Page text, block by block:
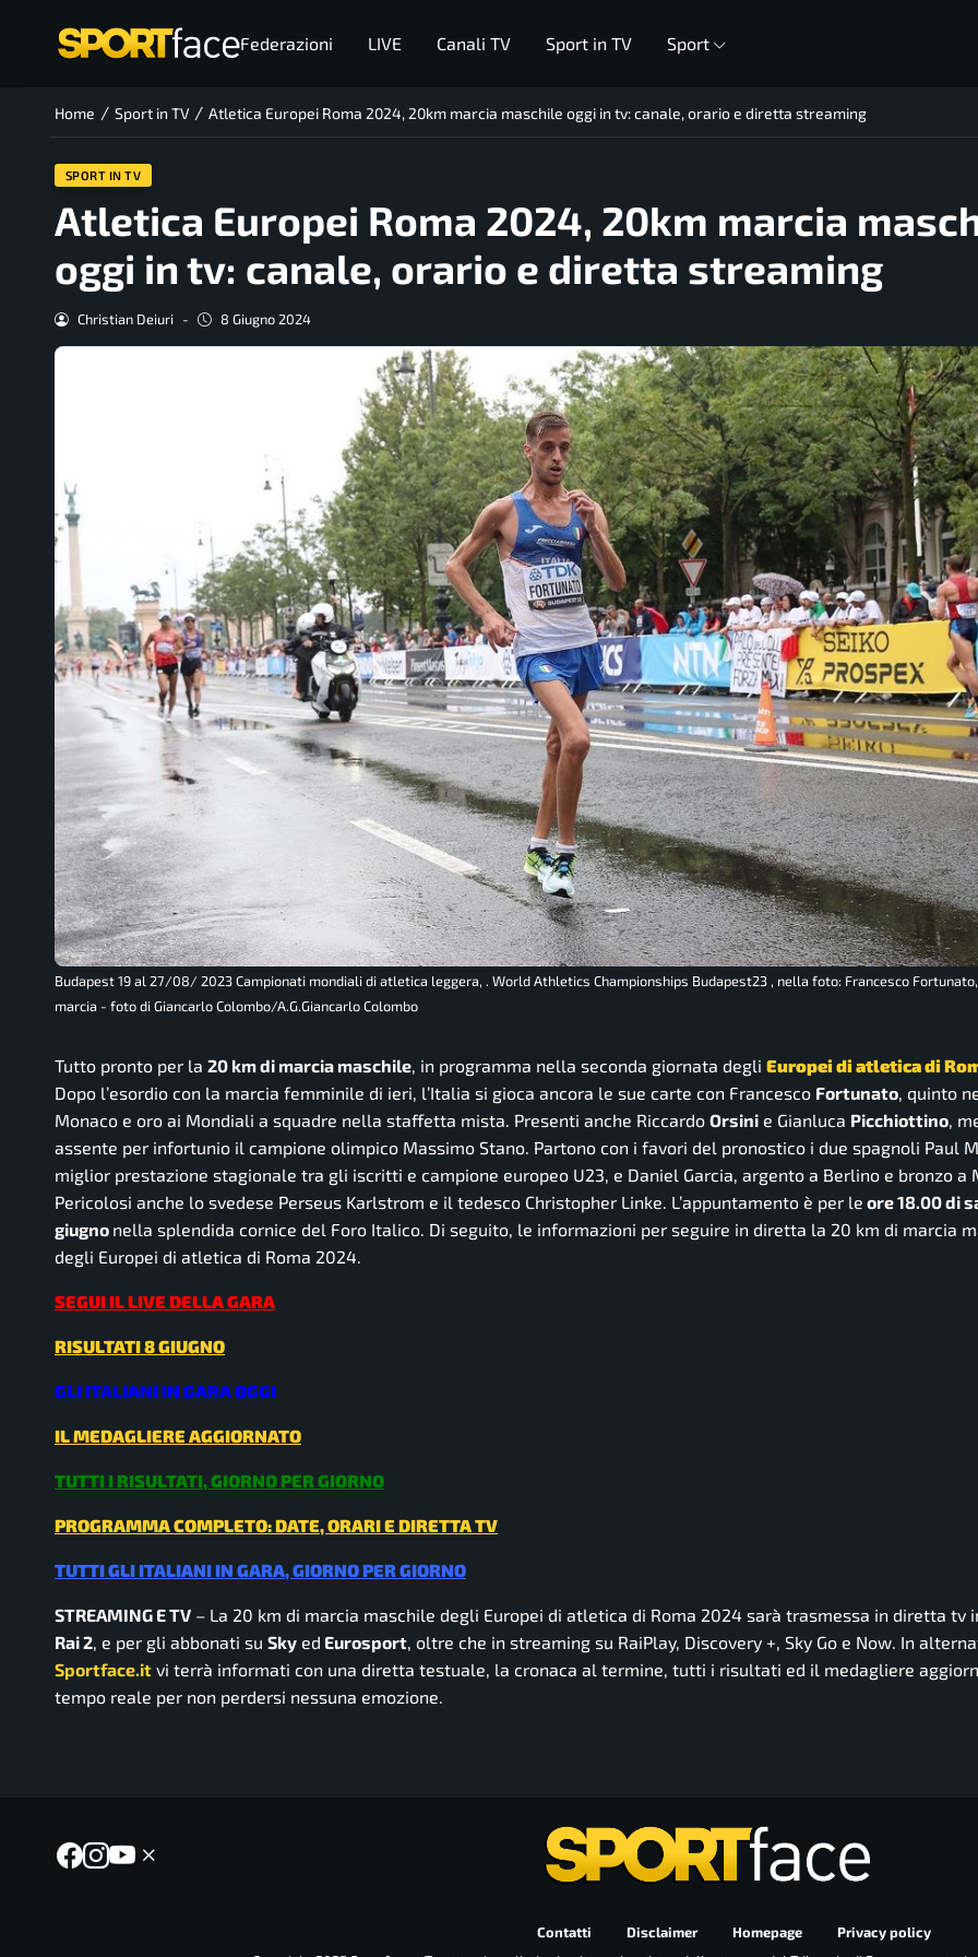
Federazioni LIVE Canali TV Sport in TV Sport
Home / Sport in TV / Atletica Europei Roma 2024, 20km marcia maschile oggi in tv: canale, orario e diretta streaming
SPORT IN TV
Atletica Europei Roma 2024, 20km marcia
oggi in tv: canale, orario e diretta streaming
Christian Deiuri - 8 Giugno 2024
Budapest 19 al 27/08/ 2023 Campionati mondiali di atletica leggera, . World Athletics Championships Budapest23 , nella foto: Francesco
marcia - foto di Giancarlo Colombo/A.G.Giancarlo Colombo
Tutto pronto per la 20 km di marcia maschile, in programma nella seconda giornata degli Europei di atletica di
Dopo l’esordio con la marcia femminile di ieri, l’Italia si gioca ancora le sue carte con Francesco Fortunato, quinto
Monaco e oro ai Mondiali a squadre nella staffetta mista. Presenti anche Riccardo Orsini e Gianluca Picchiottino,
assente per infortunio il campione olimpico Massimo Stano. Partono con i favori del pronostico i due spagnoli Paul
miglior prestazione stagionale tra gli iscritti e campione europeo U23, e Daniel Garcia, argento a Berlino e bronzo a
Pericolosi anche lo svedese Perseus Karlstrom e il tedesco Christopher Linke. L’appuntamento è per le ore 18.00 di
giugno nella splendida cornice del Foro Italico. Di seguito, le informazioni per seguire in diretta la 20 km di marcia
degli Europei di atletica di Roma 2024.
SEGUI IL LIVE DELLA GARA
RISULTATI 8 GIUGNO
GLI ITALIANI IN GARA OGGI
IL MEDAGLIERE AGGIORNATO
TUTTI I RISULTATI, GIORNO PER GIORNO
PROGRAMMA COMPLETO: DATE, ORARI E DIRETTA TV
TUTTI GLI ITALIANI IN GARA, GIORNO PER GIORNO
STREAMING E TV – La 20 km di marcia maschile degli Europei di atletica di Roma 2024 sarà trasmessa in diretta tv
Rai 2, e per gli abbonati su Sky ed Eurosport, oltre che in streaming su RaiPlay, Discovery +, Sky Go e Now. In
Sportface.it vi terrà informati con una diretta testuale, la cronaca al termine, tutti i risultati ed il medagliere
tempo reale per non perdersi nessuna emozione.
Contatti Disclaimer Homepage
Privacy policy